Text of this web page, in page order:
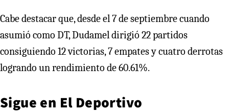
Cabe destacar que, desde el 7 de septiembre cuando
asumió como DT, Dudamel dirigió 22 partidos
consiguiendo 12 victorias, 7 empates y cuatro derrotas
logrando un rendimiento de 60.61%.
Sigue en El Deportivo